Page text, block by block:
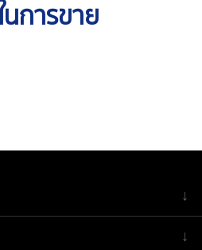
นการขาย
↓
↓